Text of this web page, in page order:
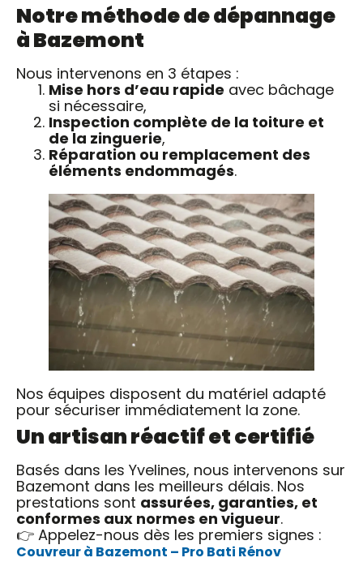
Notre méthode de dépannage
à Bazemont
Nous intervenons en 3 étapes :
Mise hors d’eau rapide avec bâchage
si nécessaire,
Inspection complète de la toiture et
de la zinguerie,
Réparation ou remplacement des
éléments endommagés.
Nos équipes disposent du matériel adapté
pour sécuriser immédiatement la zone.
Un artisan réactif et certifié
Basés dans les Yvelines, nous intervenons sur
Bazemont dans les meilleurs délais. Nos
prestations sont assurées, garanties, et
conformes aux normes en vigueur.
👉 Appelez-nous dès les premiers signes :
Couvreur à Bazemont – Pro Bati Rénov